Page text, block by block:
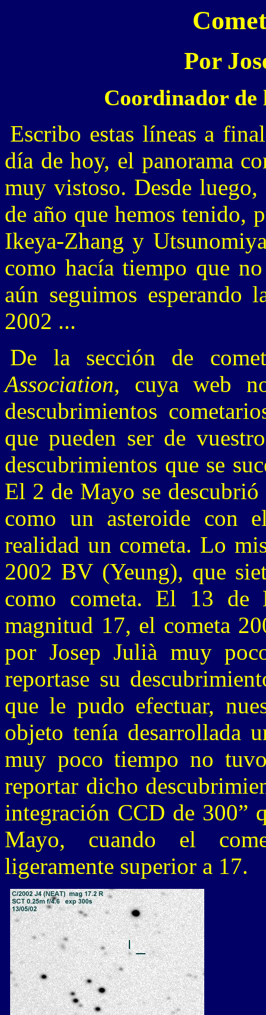
Por
Coordinador de
Escribo estas líneas a
día de hoy, el panorama
muy vistoso. Desde
de año que hemos tenido,
Ikeya-Zhang y
como hacía tiempo que
aún seguimos esperando
2002 ...
De la sección de
Association, cuya web
descubrimientos
que pueden ser de
descubrimientos que se
El 2 de Mayo se
como un asteroide con
realidad un cometa. Lo
2002 BV (Yeung), que
como cometa. El 13 de
magnitud 17, el cometa
por Josep Julià muy
reportase su
que le pudo efectuar,
objeto tenía desarrollada
muy poco tiempo no
reportar dicho
integración CCD de 300”
Mayo, cuando el
ligeramente superior a 17.